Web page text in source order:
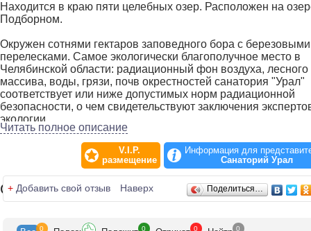
Находится в краю пяти целебных озер. Расположен на
Подборном.
Окружен сотнями гектаров заповедного бора с березовыми
перелесками. Самое экологически благополучное место в
Челябинской области: радиационный фон воздуха, лесного
массива, воды, грязи, почв окрестностей санатория "Урал"
соответствует или ниже допустимых норм радиационной
безопасности, о чем свидетельствуют заключения
экологии.
Читать полное описание
V.I.P.
размещение
Информация для
Санаторий Урал
Отзывы
+ Добавить свой отзыв Наверх Поделиться…
0 0 0 0